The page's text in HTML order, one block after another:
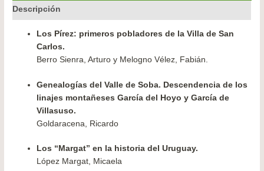
Descripción
Los Pírez: primeros pobladores de la Villa de San
Carlos.
Berro Sienra, Arturo y Melogno Vélez, Fabián.
Genealogías del Valle de Soba. Descendencia de los
linajes montañeses García del Hoyo y García de
Villasuso.
Goldaracena, Ricardo
Los “Margat” en la historia del Uruguay.
López Margat, Micaela